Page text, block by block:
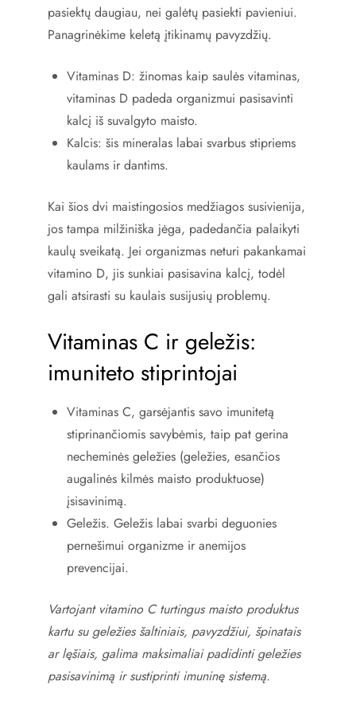
pasiektų daugiau, nei galėtų pasiekti pavieniui.
Panagrinėkime keletą įtikinamų pavyzdžių.
Vitaminas D: žinomas kaip saulės vitaminas,
vitaminas D padeda organizmui pasisavinti
kalcį iš suvalgyto maisto.
Kalcis: šis mineralas labai svarbus stipriems
kaulams ir dantims.
Kai šios dvi maistingosios medžiagos susivienija,
jos tampa milžiniška jėga, padedančia palaikyti
kaulų sveikatą. Jei organizmas neturi pakankamai
vitamino D, jis sunkiai pasisavina kalcį, todėl
gali atsirasti su kaulais susijusių problemų.
Vitaminas C ir geležis:
imuniteto stiprintojai
Vitaminas C, garsėjantis savo imunitetą
stiprinančiomis savybėmis, taip pat gerina
necheminės geležies (geležies, esančios
augalinės kilmės maisto produktuose)
įsisavinimą.
Geležis. Geležis labai svarbi deguonies
pernešimui organizme ir anemijos
prevencijai.
Vartojant vitamino C turtingus maisto produktus
kartu su geležies šaltiniais, pavyzdžiui, špinatais
ar lęšiais, galima maksimaliai padidinti geležies
pasisavinimą ir sustiprinti imuninę sistemą.